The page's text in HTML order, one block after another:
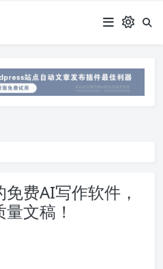
费AI写作软件，
文稿！